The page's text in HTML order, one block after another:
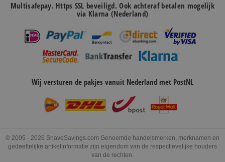
Multisafepay. Https SSL beveiligd. Ook achteraf betalen mogelijk
via Klarna (Nederland)
Wij versturen de pakjes vanuit Nederland met PostNL
© 2005 - 2026 ShaveSavings.com Genoemde handelsmerken, merknamen en
gedeeltelijke artikelinformatie zijn eigendom van de respectievelijke houders
van de rechten.